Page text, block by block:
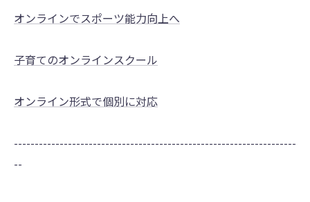
オンラインでスポーツ能力向上へ
子育てのオンラインスクール
オンライン形式で個別に対応
--------------------------------------------------------------------
--